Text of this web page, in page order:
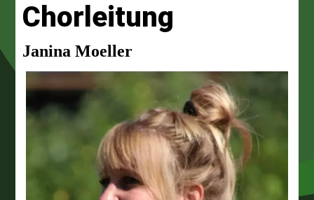
Chorleitung
Janina Moeller